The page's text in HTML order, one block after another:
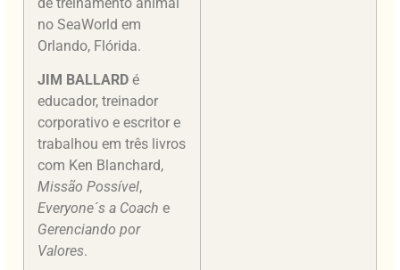
no SeaWorld em
Orlando, Flórida.
JIM BALLARD é
educador, treinador
corporativo e escritor e
trabalhou em três livros
com Ken Blanchard,
Missão Possível,
Everyone´s a Coach e
Gerenciando por
Valores.